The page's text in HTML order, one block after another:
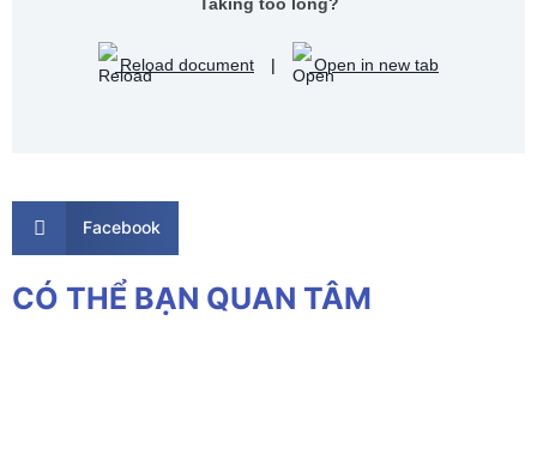
Reload document | Open in new tab
Facebook
CÓ THỂ BẠN QUAN TÂM